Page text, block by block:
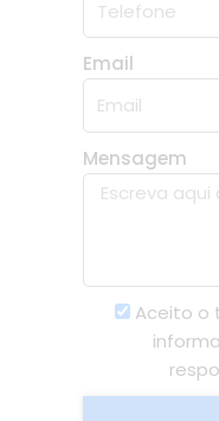
Email
Mensagem
Aceito o